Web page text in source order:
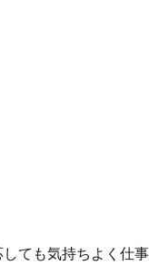
ても気持ちよく仕